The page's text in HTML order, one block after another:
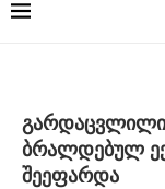
გარდაცვლილი
ბრალდებულ
შეეფარდა